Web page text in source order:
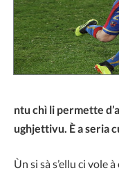
ntu chì li permette
ughjettivu. È a seria
Ùn si sà s’ellu ci vole